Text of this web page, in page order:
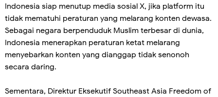
Indonesia siap menutup media sosial X, jika platform itu
tidak mematuhi peraturan yang melarang konten dewasa.
Sebagai negara berpenduduk Muslim terbesar di dunia,
Indonesia menerapkan peraturan ketat melarang
menyebarkan konten yang dianggap tidak senonoh
secara daring.
Sementara, Direktur Eksekutif Southeast Asia Freedom of